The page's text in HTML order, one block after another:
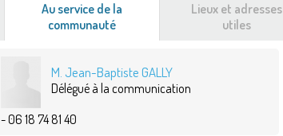
Au service de la
communauté(onglet
Lieux et adresses
utiles
M. Jean-Baptiste GALLY
Délégué à la communication
- 06 18 74 81 40